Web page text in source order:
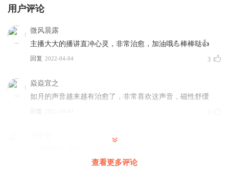
用户评论
微风晨露
主播大大的播讲直冲心灵，非常治愈，加油哦💪棒棒哒👍
回复 2022-04-04 3
焱焱宜之
如月的声音越来越有治愈了，非常喜欢这声音，磁性舒缓
回复
查看更多评论